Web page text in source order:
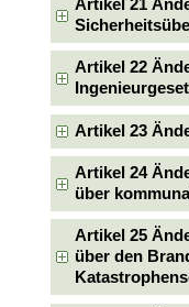
Artikel 21
Artikel 22
Artikel 23
Artikel 24
über
Artikel 25
über den